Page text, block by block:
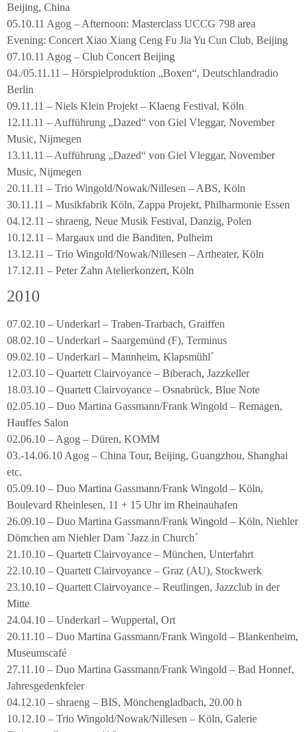
Beijing, China
05.10.11 Agog – Afternoon: Masterclass UCCG 798 area
Evening: Concert Xiao Xiang Ceng Fu Jia Yu Cun Club, Beijing
07.10.11 Agog – Club Concert Beijing
04./05.11.11 – Hörspielproduktion „Boxen“, Deutschlandradio
Berlin
09.11.11 – Niels Klein Projekt – Klaeng Festival, Köln
12.11.11 – Aufführung „Dazed“ von Giel Vleggar, November
Music, Nijmegen
13.11.11 – Aufführung „Dazed“ von Giel Vleggar, November
Music, Nijmegen
20.11.11 – Trio Wingold/Nowak/Nillesen – ABS, Köln
30.11.11 – Musikfabrik Köln, Zappa Projekt, Philharmonie Essen
04.12.11 – shraeng, Neue Musik Festival, Danzig, Polen
10.12.11 – Margaux und die Banditen, Pulheim
13.12.11 – Trio Wingold/Nowak/Nillesen – Artheater, Köln
17.12.11 – Peter Zahn Atelierkonzert, Köln
2010
07.02.10 – Underkarl – Traben-Trarbach, Graiffen
08.02.10 – Underkarl – Saargemünd (F), Terminus
09.02.10 – Underkarl – Mannheim, Klapsmühl´
12.03.10 – Quartett Clairvoyance – Biberach, Jazzkeller
18.03.10 – Quartett Clairvoyance – Osnabrück, Blue Note
02.05.10 – Duo Martina Gassmann/Frank Wingold – Remagen,
Hauffes Salon
02.06.10 – Agog – Düren, KOMM
03.-14.06.10 Agog – China Tour, Beijing, Guangzhou, Shanghai
etc.
05.09.10 – Duo Martina Gassmann/Frank Wingold – Köln,
Boulevard Rheinlesen, 11 + 15 Uhr im Rheinauhafen
26.09.10 – Duo Martina Gassmann/Frank Wingold – Köln, Niehler
Dömchen am Niehler Dam `Jazz in Church´
21.10.10 – Quartett Clairvoyance – München, Unterfahrt
22.10.10 – Quartett Clairvoyance – Graz (AU), Stockwerk
23.10.10 – Quartett Clairvoyance – Reutlingen, Jazzclub in der
Mitte
24.04.10 – Underkarl – Wuppertal, Ort
20.11.10 – Duo Martina Gassmann/Frank Wingold – Blankenheim,
Museumscafé
27.11.10 – Duo Martina Gassmann/Frank Wingold – Bad Honnef,
Jahresgedenkfeier
04.12.10 – shraeng – BIS, Mönchengladbach, 20.00 h
10.12.10 – Trio Wingold/Nowak/Nillesen – Köln, Galerie